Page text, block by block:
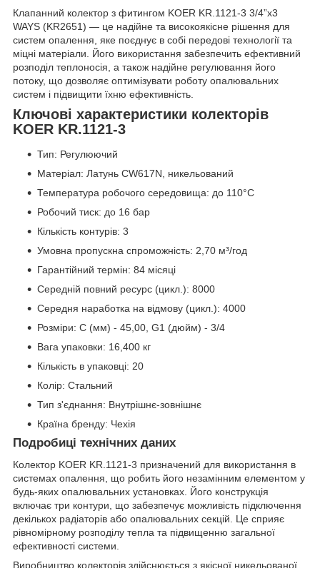
Клапанний колектор з фитингом KOER KR.1121-3 3/4”x3
WAYS (KR2651) — це надійне та високоякісне рішення для
систем опалення, яке поєднує в собі передові технології та
міцні матеріали. Його використання забезпечить ефективний
розподіл теплоносія, а також надійне регулювання його
потоку, що дозволяє оптимізувати роботу опалювальних
систем і підвищити їхню ефективність.
Ключові характеристики колекторів
KOER KR.1121-3
Тип: Регулюючий
Матеріал: Латунь CW617N, никельований
Температура робочого середовища: до 110°С
Робочий тиск: до 16 бар
Кількість контурів: 3
Умовна пропускна спроможність: 2,70 м³/год
Гарантійний термін: 84 місяці
Середній повний ресурс (цикл.): 8000
Середня наработка на відмову (цикл.): 4000
Розміри: C (мм) - 45,00, G1 (дюйм) - 3/4
Вага упаковки: 16,400 кг
Кількість в упаковці: 20
Колір: Стальний
Тип з'єднання: Внутрішнє-зовнішнє
Країна бренду: Чехія
Подробиці технічних даних
Колектор KOER KR.1121-3 призначений для використання в
системах опалення, що робить його незамінним елементом у
будь-яких опалювальних установках. Його конструкція
включає три контури, що забезпечує можливість підключення
декількох радіаторів або опалювальних секцій. Це сприяє
рівномірному розподілу тепла та підвищенню загальної
ефективності системи.
Виробництво колекторів здійснюється з якісної никельованої